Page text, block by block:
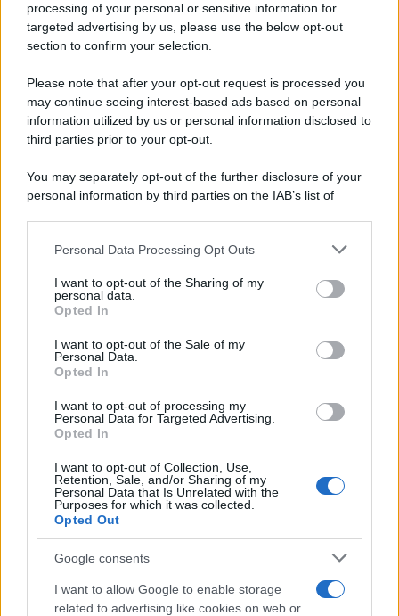
processing of your personal or sensitive information for
targeted advertising by us, please use the below opt-out
section to confirm your selection.
Please note that after your opt-out request is processed you
may continue seeing interest-based ads based on personal
information utilized by us or personal information disclosed to
third parties prior to your opt-out.
You may separately opt-out of the further disclosure of your
personal information by third parties on the IAB’s list of
This information may also be disclosed by us to third parties
disclose it to other third parties.
Please note that this website/app uses one or more Google
services and may gather and store information including but
not limited to your visit or usage behaviour. You may click to
grant or deny consent to Google and its third-party tags to
consent section.
Personal Data Processing Opt Outs
I want to opt-out of the Sharing of my
personal data.
Opted In
I want to opt-out of the Sale of my
Personal Data.
Opted In
I want to opt-out of processing my
Personal Data for Targeted Advertising.
Opted In
I want to opt-out of Collection, Use,
Retention, Sale, and/or Sharing of my
Personal Data that Is Unrelated with the
Purposes for which it was collected.
Opted Out
Google consents
I want to allow Google to enable storage
related to advertising like cookies on web or